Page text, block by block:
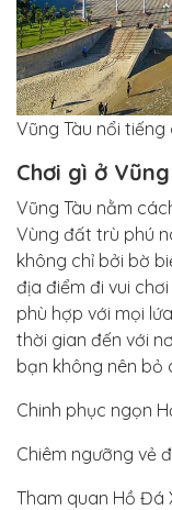
Vũng Tàu nổi tiếng
Chơi gì ở
Vũng Tàu nằm
Vùng đất trù phú
không chỉ bởi bờ
địa điểm đi vui
phù hợp với mọi
thời gian đến với
bạn không nên bỏ
Chinh phục ngọn
Chiêm ngưỡng vẻ
Tham quan Hồ Đá